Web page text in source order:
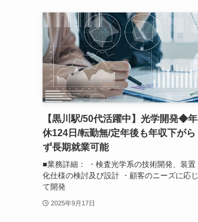
【黒川駅/50代活躍中】光学開発◆年
休124日/転勤無/定年後も年収下がら
ず長期就業可能
■業務詳細： ・検査光学系の技術開発、装置
化仕様の検討及び設計 ・顧客のニーズに応じ
て開発
2025年9月17日